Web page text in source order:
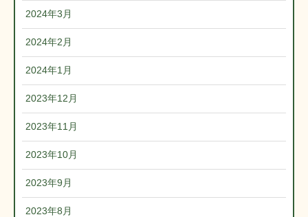
2024年3月
2024年2月
2024年1月
2023年12月
2023年11月
2023年10月
2023年9月
2023年8月